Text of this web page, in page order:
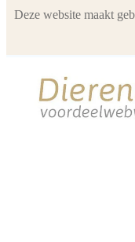
Deze website maakt